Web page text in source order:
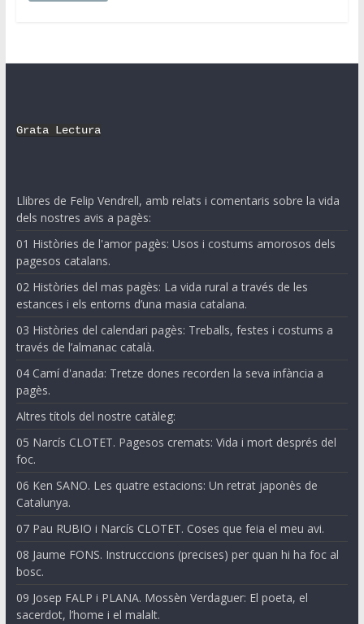
Grata Lectura
Llibres de Felip Vendrell, amb relats i comentaris sobre la vida
dels nostres avis a pagès:
01 Històries de l'amor pagès: Usos i costums amorosos dels
pagesos catalans.
02 Històries del mas pagès: La vida rural a través de les
estances i els entorns d’una masia catalana.
03 Històries del calendari pagès: Treballs, festes i costums a
través de l’almanac català.
04 Camí d'anada: Tretze dones recorden la seva infància a
pagès.
Altres títols del nostre catàleg:
05 Narcís CLOTET. Pagesos cremats: Vida i mort després del
foc.
06 Ken SANO. Les quatre estacions: Un retrat japonès de
Catalunya.
07 Pau RUBIO i Narcís CLOTET. Coses que feia el meu avi.
08 Jaume FONS. Instrucccions (precises) per quan hi ha foc al
bosc.
09 Josep FALP i PLANA. Mossèn Verdaguer: El poeta, el
sacerdot, l’home i el malalt.